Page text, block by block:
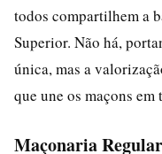
todos compartilhem a
Superior. Não há,
única, mas a
que une os maçons
Maçonaria